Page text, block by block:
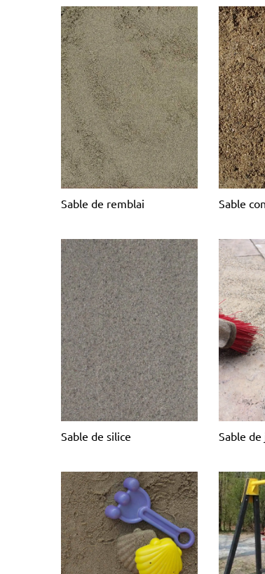
Sable de remblai Sable
Sable de silice Sable